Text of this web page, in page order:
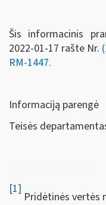
Šis informacinis
2022-01-17 rašte Nr.
RM-1447.
Informaciją parengė
Teisės
[1]
Pridėtinės vertės